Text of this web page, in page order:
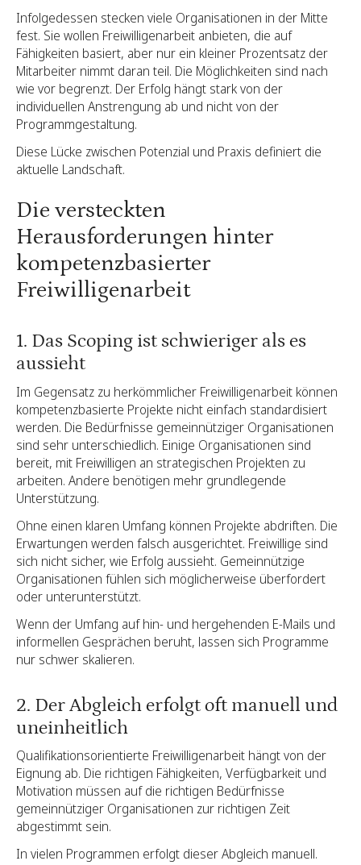
Infolgedessen stecken viele Organisationen in der Mitte
fest. Sie wollen Freiwilligenarbeit anbieten, die auf
Fähigkeiten basiert, aber nur ein kleiner Prozentsatz der
Mitarbeiter nimmt daran teil. Die Möglichkeiten sind nach
wie vor begrenzt. Der Erfolg hängt stark von der
individuellen Anstrengung ab und nicht von der
Programmgestaltung.
Diese Lücke zwischen Potenzial und Praxis definiert die
aktuelle Landschaft.
Die versteckten
Herausforderungen hinter
kompetenzbasierter
Freiwilligenarbeit
1. Das Scoping ist schwieriger als es
aussieht
Im Gegensatz zu herkömmlicher Freiwilligenarbeit können
kompetenzbasierte Projekte nicht einfach standardisiert
werden. Die Bedürfnisse gemeinnütziger Organisationen
sind sehr unterschiedlich. Einige Organisationen sind
bereit, mit Freiwilligen an strategischen Projekten zu
arbeiten. Andere benötigen mehr grundlegende
Unterstützung.
Ohne einen klaren Umfang können Projekte abdriften. Die
Erwartungen werden falsch ausgerichtet. Freiwillige sind
sich nicht sicher, wie Erfolg aussieht. Gemeinnützige
Organisationen fühlen sich möglicherweise überfordert
oder unterunterstützt.
Wenn der Umfang auf hin- und hergehenden E-Mails und
informellen Gesprächen beruht, lassen sich Programme
nur schwer skalieren.
2. Der Abgleich erfolgt oft manuell und
uneinheitlich
Qualifikationsorientierte Freiwilligenarbeit hängt von der
Eignung ab. Die richtigen Fähigkeiten, Verfügbarkeit und
Motivation müssen auf die richtigen Bedürfnisse
gemeinnütziger Organisationen zur richtigen Zeit
abgestimmt sein.
In vielen Programmen erfolgt dieser Abgleich manuell.